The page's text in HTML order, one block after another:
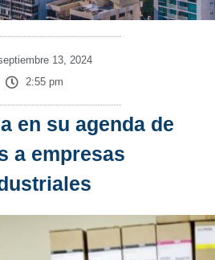
13, 2024
2:55 pm
en su agenda de
a empresas